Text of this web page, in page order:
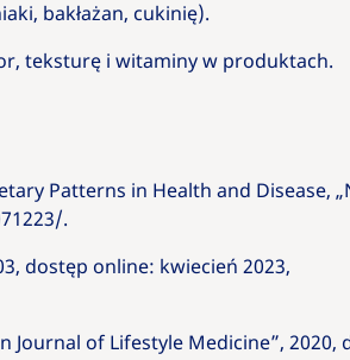
bakłażan, cukinię).
teksturę i witaminy w produktach.
Patterns in Health and Disease,
.
dostęp online: kwiecień 2023,
Journal of Lifestyle Medicine”, 2020,